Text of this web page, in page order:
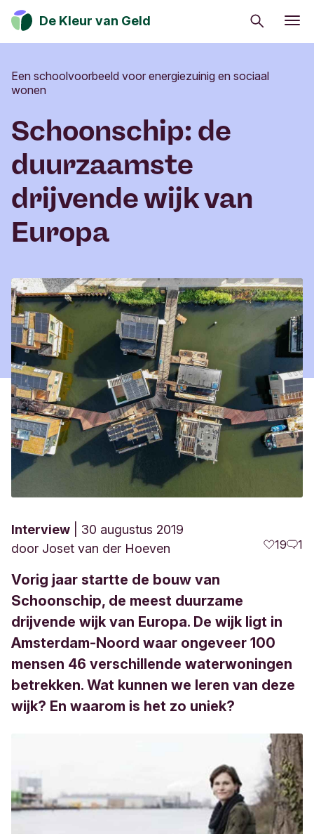
De Kleur van Geld Zoeken
Inschrijven
Geld kan de wereld positief veranderen. Ontdek
hoe jij een positieve impact op de maatschappij,
cultuur en het milieu kan hebben.
Eerlijk eten
Zo leef je duurzaam
Mijn geld gaat goed
Beleggen in verandering
Een schoolvoorbeeld voor energiezuinig en sociaal
wonen
Schoonschip: de
duurzaamste
drijvende wijk van
Europa
Interview
30 augustus 2019
door Joset van der Hoeven 19 1
Vorig jaar startte de bouw van
Schoonschip, de meest duurzame
drijvende wijk van Europa. De wijk ligt in
Amsterdam-Noord waar ongeveer 100
mensen 46 verschillende waterwoningen
betrekken. Wat kunnen we leren van deze
wijk? En waarom is het zo uniek?